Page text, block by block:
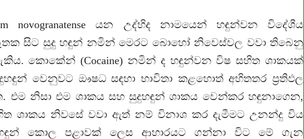
novogranatense යන උද්භිද නාමයෙන් හඳුන්වන විදේශීය
සිට සුදු හඳුන් නමින් මෙරට බොහෝ නිවෙස්වල වවා තිබෙනු
කොකේන් (Cocaine) නමින් ද හඳුන්වන විෂ සහිත ශාකයක්
වෙනුවට ඖෂධ සඳහා භාවිතා කළහොත් අහිතතර ප්‍රතිඵල
එම නිසා එම ශාකය සහ සුදුහඳුන් ශාකය වෙන්කර හඳුනාගෙන,
ශාකය නිවසේ වවා ඇත් නම් විනාශ කර දැමීමට උනන්දු විය
කොල පළාවක් ලෙස ආහාරයට ගන්නා විට මේ ගැන